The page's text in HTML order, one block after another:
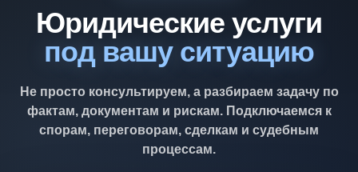
Юридические услуги
под вашу ситуацию
Не просто консультируем, а разбираем задачу по
фактам, документам и рискам. Подключаемся к
спорам, переговорам, сделкам и судебным
процессам.